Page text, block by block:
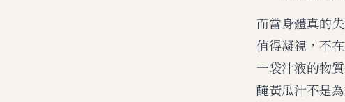
而當身體真的
值得凝視，不
一袋汁液的物
醃黃瓜汁不是